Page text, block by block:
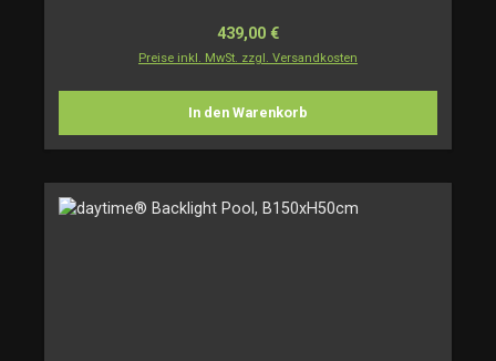
Regulärer Preis:
439,00 €
Preise inkl. MwSt. zzgl. Versandkosten
In den Warenkorb